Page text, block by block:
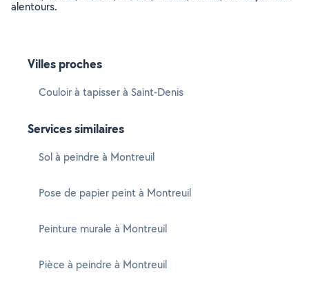
alentours.
Villes proches
Couloir à tapisser à Saint-Denis
Services similaires
Sol à peindre à Montreuil
Pose de papier peint à Montreuil
Peinture murale à Montreuil
Pièce à peindre à Montreuil